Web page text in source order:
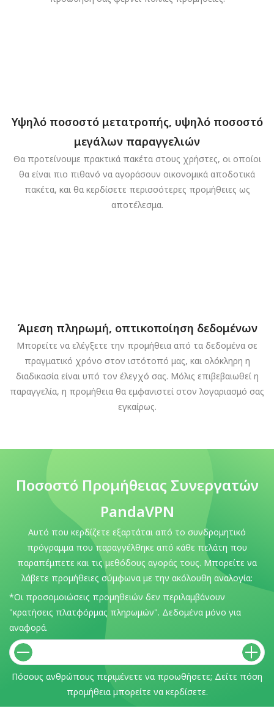
Υψηλό ποσοστό μετατροπής, υψηλό ποσοστό
μεγάλων παραγγελιών
Θα προτείνουμε πρακτικά πακέτα στους χρήστες, οι οποίοι
θα είναι πιο πιθανό να αγοράσουν οικονομικά αποδοτικά
πακέτα, και θα κερδίσετε περισσότερες προμήθειες ως
αποτέλεσμα.
Άμεση πληρωμή, οπτικοποίηση δεδομένων
Μπορείτε να ελέγξετε την προμήθεια από τα δεδομένα σε
πραγματικό χρόνο στον ιστότοπό μας, και ολόκληρη η
διαδικασία είναι υπό τον έλεγχό σας. Μόλις επιβεβαιωθεί η
παραγγελία, η προμήθεια θα εμφανιστεί στον λογαριασμό σας
εγκαίρως.
Ποσοστό Προμήθειας Συνεργατών
PandaVPN
Αυτό που κερδίζετε εξαρτάται από το συνδρομητικό
πρόγραμμα που παραγγέλθηκε από κάθε πελάτη που
παραπέμπετε και τις μεθόδους αγοράς τους. Μπορείτε να
λάβετε προμήθειες σύμφωνα με την ακόλουθη αναλογία:
*Οι προσομοιώσεις προμηθειών δεν περιλαμβάνουν
"κρατήσεις πλατφόρμας πληρωμών". Δεδομένα μόνο για
αναφορά.
Πόσους ανθρώπους περιμένετε να προωθήσετε; Δείτε πόση
προμήθεια μπορείτε να κερδίσετε.